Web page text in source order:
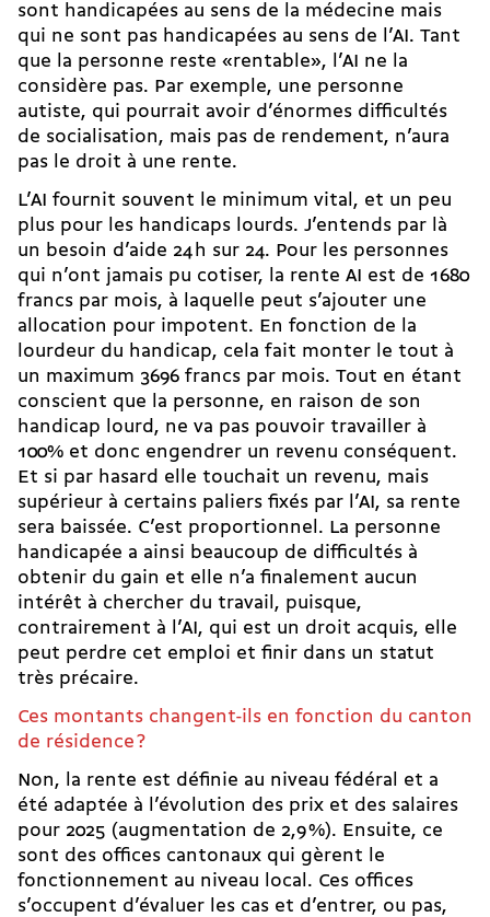
sont handicapées au sens de la médecine mais
qui ne sont pas handicapées au sens de l’AI. Tant
que la personne reste «rentable», l’AI ne la
considère pas. Par exemple, une personne
autiste, qui pourrait avoir d’énormes difficultés
de socialisation, mais pas de rendement, n’aura
pas le droit à une rente.
L’AI fournit souvent le minimum vital, et un peu
plus pour les handicaps lourds. J’entends par là
un besoin d’aide 24 h sur 24. Pour les personnes
qui n’ont jamais pu cotiser, la rente AI est de 1680
francs par mois, à laquelle peut s’ajouter une
allocation pour impotent. En fonction de la
lourdeur du handicap, cela fait monter le tout à
un maximum 3696 francs par mois. Tout en étant
conscient que la personne, en raison de son
handicap lourd, ne va pas pouvoir travailler à
100% et donc engendrer un revenu conséquent.
Et si par hasard elle touchait un revenu, mais
supérieur à certains paliers fixés par l’AI, sa rente
sera baissée. C’est proportionnel. La personne
handicapée a ainsi beaucoup de difficultés à
obtenir du gain et elle n’a finalement aucun
intérêt à chercher du travail, puisque,
contrairement à l’AI, qui est un droit acquis, elle
peut perdre cet emploi et finir dans un statut
très précaire.
Ces montants changent-ils en fonction du canton
de résidence ?
Non, la rente est définie au niveau fédéral et a
été adaptée à l’évolution des prix et des salaires
pour 2025 (augmentation de 2,9 %). Ensuite, ce
sont des offices cantonaux qui gèrent le
fonctionnement au niveau local. Ces offices
s’occupent d’évaluer les cas et d’entrer, ou pas,